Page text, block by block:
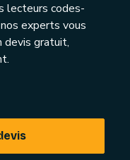
lecteurs codes-
experts vous
devis gratuit,